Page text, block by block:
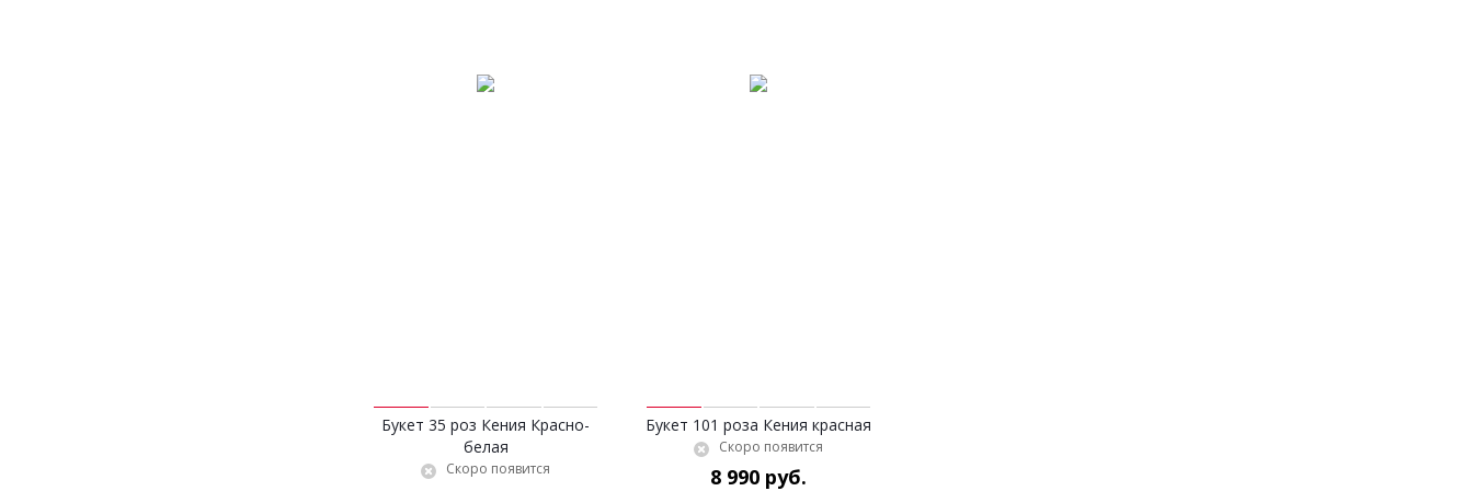
Букет 35 роз Кения Красно-
белая
Скоро появится
Букет 101 роза Кения красная
Скоро появится
8 990 руб.